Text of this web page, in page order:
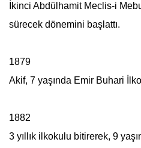
İkinci Abdülhamit Meclis-i
sürecek dönemini başlattı.
1879
Akif, 7 yaşında Emir Buhari
1882
3 yıllık ilkokulu bitirerek, 9